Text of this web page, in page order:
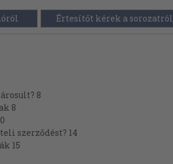
Értesítőt kérek a sorozatról
8
8
szerződést? 14
15